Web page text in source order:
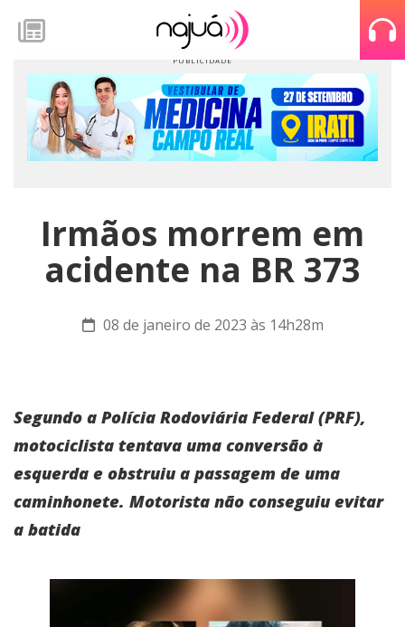
Irmãos morrem em
acidente na BR 373
08 de janeiro de 2023 às 14h28m
Segundo a Polícia Rodoviária Federal (PRF),
motociclista tentava uma conversão à
esquerda e obstruiu a passagem de uma
caminhonete. Motorista não conseguiu evitar
a batida